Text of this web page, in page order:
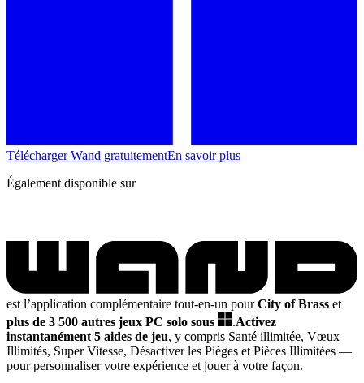
Télécharger Wand gratuitementEn savoir plus
Également disponible sur
est l’application complémentaire tout-en-un pourCity of Brass et
plus de 3 500 autres jeux PC solo sous
.Activez
instantanément 5 aides de jeu, y compris Santé illimitée, Vœux
Illimités, Super Vitesse, Désactiver les Pièges et Pièces Illimitées —
pour personnaliser votre expérience et jouer à votre façon.